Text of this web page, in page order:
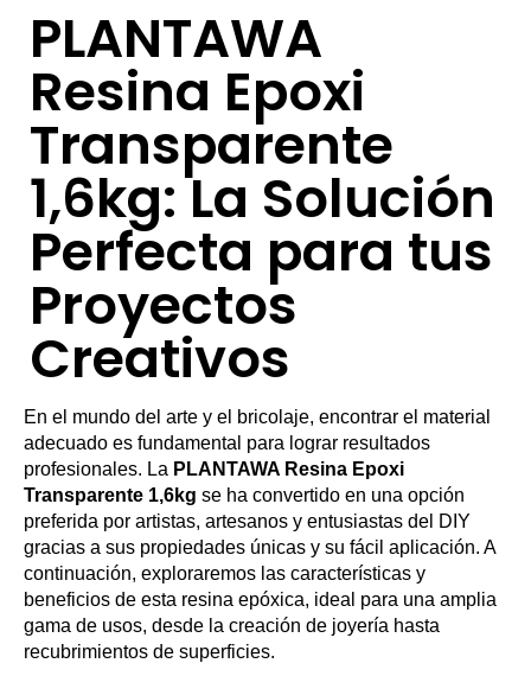
PLANTAWA
Resina Epoxi
Transparente
1,6kg: La Solución
Perfecta para tus
Proyectos
Creativos
En el mundo del arte y el bricolaje, encontrar el material
adecuado es fundamental para lograr resultados
profesionales. La PLANTAWA Resina Epoxi
Transparente 1,6kg se ha convertido en una opción
preferida por artistas, artesanos y entusiastas del DIY
gracias a sus propiedades únicas y su fácil aplicación. A
continuación, exploraremos las características y
beneficios de esta resina epóxica, ideal para una amplia
gama de usos, desde la creación de joyería hasta
recubrimientos de superficies.